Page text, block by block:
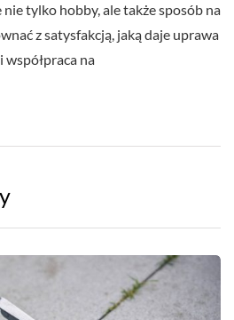
tylko hobby, ale także sposób na
z satysfakcją, jaką daje uprawa
współpraca na